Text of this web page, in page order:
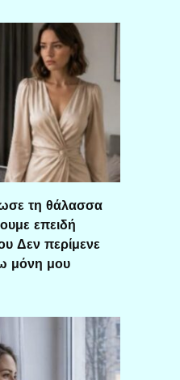
τη θάλασσα
επειδή
Δεν περίμενε
μόνη μου